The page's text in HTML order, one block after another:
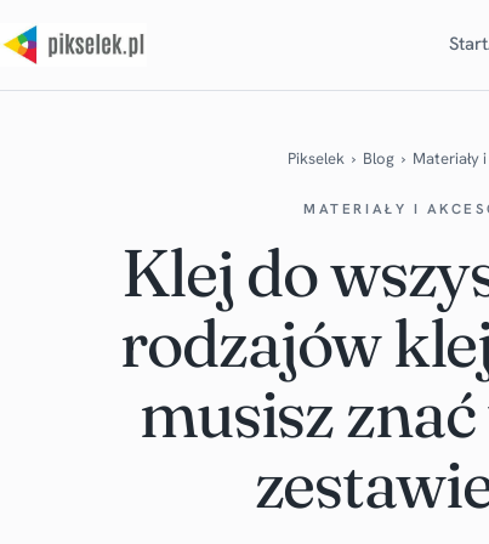
Start
Pikselek› Blog› Materiały
MATERIAŁY I
Klej do
rodzajów
musisz